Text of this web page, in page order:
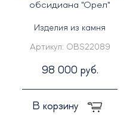
обсидиана "Орел"
Изделия из камня
Артикул: OBS22089
98 000 руб.
В корзину